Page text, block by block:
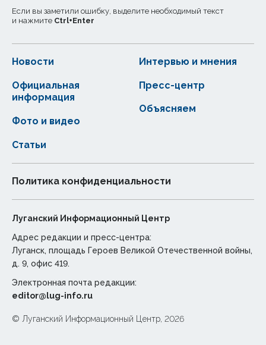
Если вы заметили ошибку, выделите необходимый текст
и нажмите Ctrl+Enter
Новости
Статьи
Официальная
информация
Интервью и мнения
Фото и видео
Пресс-центр
Объясняем
Политика конфиденциальности
Луганский Информационный Центр
Адрес редакции и пресс-центра:
Луганск, площадь Героев Великой Отечественной войны,
д. 9, офис 419.
Электронная почта редакции:
editor@lug-info.ru
© Луганский Информационный Центр, 2026